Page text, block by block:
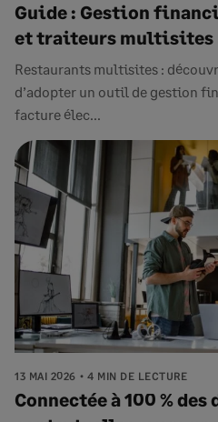
Guide : Gestion
et traiteurs multisites
Restaurants multisites :
d’adopter un outil de gestion
facture élec...
13 MAI 2026 4 MIN DE LECTURE
Connectée à 100 % des